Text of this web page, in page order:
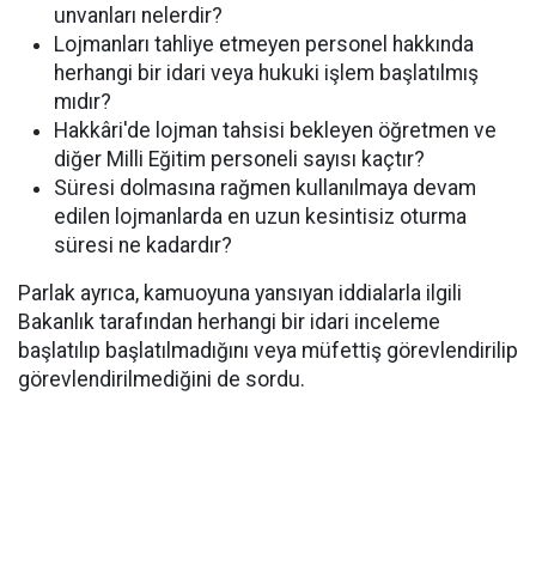
unvanları nelerdir?
Lojmanları tahliye etmeyen personel hakkında
herhangi bir idari veya hukuki işlem başlatılmış
mıdır?
Hakkâri'de lojman tahsisi bekleyen öğretmen ve
diğer Milli Eğitim personeli sayısı kaçtır?
Süresi dolmasına rağmen kullanılmaya devam
edilen lojmanlarda en uzun kesintisiz oturma
süresi ne kadardır?
Parlak ayrıca, kamuoyuna yansıyan iddialarla ilgili
Bakanlık tarafından herhangi bir idari inceleme
başlatılıp başlatılmadığını veya müfettiş görevlendirilip
görevlendirilmediğini de sordu.